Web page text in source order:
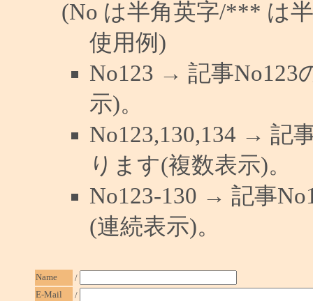
(No は半角英字/*** は
使用例)
No123 → 記事No123
示)。
No123,130,134 → 記
ります(複数表示)。
No123-130 → 記事
(連続表示)。
Name
/
E-Mail
/